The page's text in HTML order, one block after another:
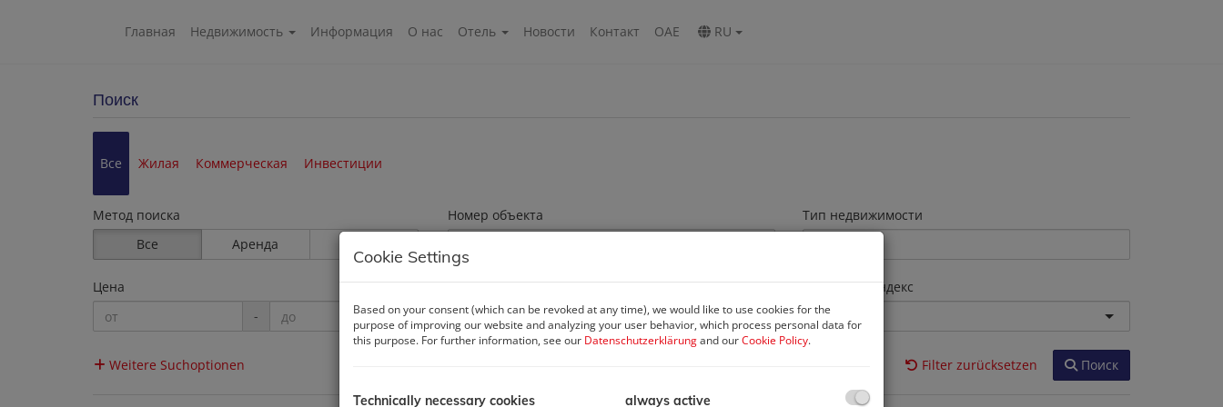
Главная Недвижимость Информация О нас Oтель Новости Контакт ОАЕ RU
Поиск
Все Жилая Коммерческая Инвестиции
Метод поиска
Все
Аренда
Номер объекта Тип недвижимости
Цена
-
Комнаты
-
Почтовый индекс
Weitere Suchoptionen Filter zurücksetzen Поиск
Cookie Settings
Based on your consent (which can be revoked at any time), we would like to use cookies for the
purpose of improving our website and analyzing your user behavior, which process personal data for
this purpose. For further information, see our Datenschutzerklärungand ourCookie Policy.
Technically necessary cookies always active